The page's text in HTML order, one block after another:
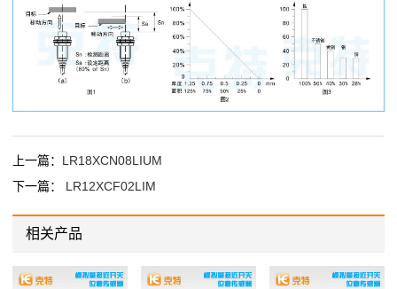
上一篇： LR18XCN08LIUM
下一篇： LR12XCF02LIM
相关产品